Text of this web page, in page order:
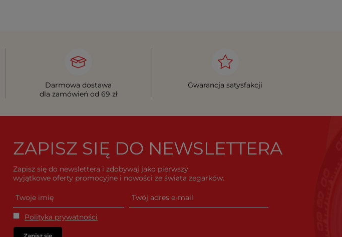
Darmowa dostawa
dla zamówień od 69 zł
Gwarancja satysfakcji
ZAPISZ SIĘ DO NEWSLETTERA
Zapisz się do newslettera i zdobywaj jako pierwszy
wyjątkowe oferty promocyjne i nowości ze świata zegarków.
Polityka prywatności